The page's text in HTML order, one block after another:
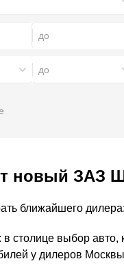
до
новый ЗАЗ
ближайшего дилера:
в столице выбор
у дилеров